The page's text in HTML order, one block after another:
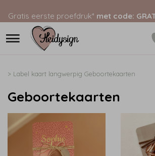
Gratis eerste proefdruk* met code:
> Label kaart langwerpig Geboortekaarten
Geboortekaarten